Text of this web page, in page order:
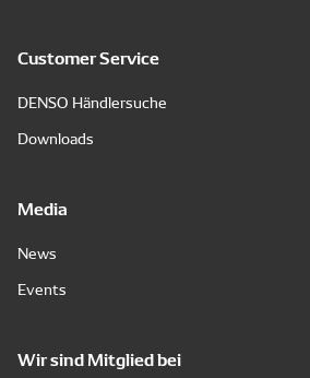
Customer Service
DENSO Händlersuche
Downloads
Media
News
Events
Wir sind Mitglied bei